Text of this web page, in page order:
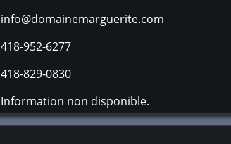
info@domainemarguerite.com
418-952-6277
418-829-0830
Information non disponible.